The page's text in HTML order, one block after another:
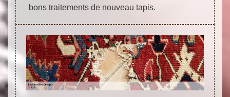
bons traitements de nouveau tapis.